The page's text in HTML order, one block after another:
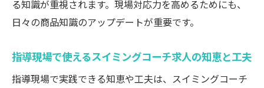
る知識が重視されます。現場対応力を高めるためにも、
日々の商品知識のアップデートが重要です。
指導現場で使えるスイミングコーチ求人の知恵と工夫
指導現場で実践できる知恵や工夫は、スイミングコーチ